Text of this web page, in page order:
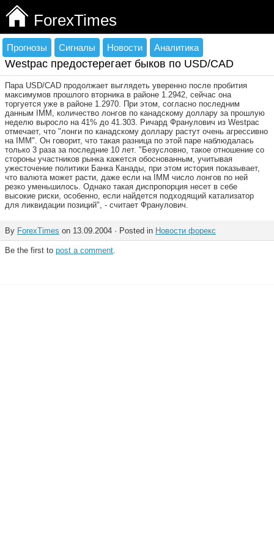
ForexTimes
Прогнозы Сигналы Новости Аналитика
Westpac предостерегает быков по USD/CAD
Пара USD/CAD продолжает выглядеть уверенно после пробития
максимумов прошлого вторника в районе 1.2942, сейчас она
торгуется уже в районе 1.2970. При этом, согласно последним
данным IMM, количество лонгов по канадскому доллару за прошлую
неделю выросло на 41% до 41.303. Ричард Франулович из Westpac
отмечает, что "лонги по канадскому доллару растут очень агрессивно
на IMM". Он говорит, что такая разница по этой паре наблюдалась
только 3 раза за последние 10 лет. "Безусловно, такое отношение со
стороны участников рынка кажется обоснованным, учитывая
ужесточение политики Банка Канады, при этом история показывает,
что валюта может расти, даже если на IMM число лонгов по ней
резко уменьшилось. Однако такая диспропорция несет в себе
высокие риски, особенно, если найдется подходящий катализатор
для ликвидации позиций", - считает Франулович.
By ForexTimes on 13.09.2004 · Posted in Новости форекс
Be the first to post a comment.